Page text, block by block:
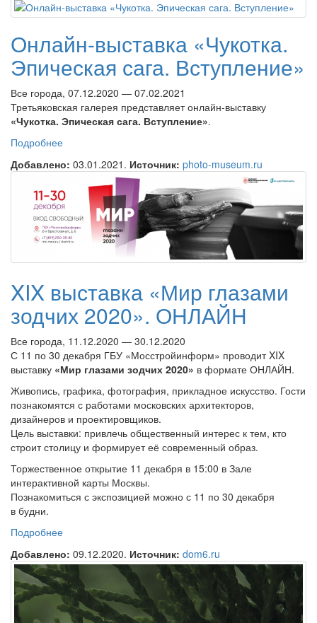
Онлайн-выставка «Чукотка.
Эпическая сага. Вступление»
Все города, 07.12.2020 — 07.02.2021
Третьяковская галерея представляет онлайн-выставку
«Чукотка. Эпическая сага. Вступление».
Подробнее
Добавлено: 03.01.2021. Источник: photo-museum.ru
XIX выставка «Мир глазами
зодчих 2020». ОНЛАЙН
Все города, 11.12.2020 — 30.12.2020
С 11 по 30 декабря ГБУ «Мосстройинформ» проводит XIX
выставку «Мир глазами зодчих 2020» в формате ОНЛАЙН.
Живопись, графика, фотография, прикладное искусство. Гости
познакомятся с работами московских архитекторов,
дизайнеров и проектировщиков.
Цель выставки: привлечь общественный интерес к тем, кто
строит столицу и формирует её современный образ.
Торжественное открытие 11 декабря в 15:00 в Зале
интерактивной карты Москвы.
Познакомиться с экспозицией можно с 11 по 30 декабря
в будни.
Подробнее
Добавлено: 09.12.2020. Источник: dom6.ru